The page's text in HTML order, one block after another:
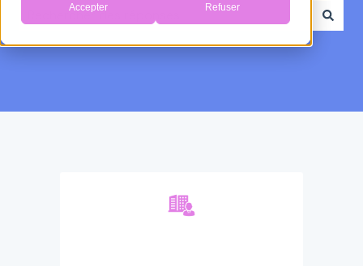
Accepter Refuser
Il n'y a aucune suggestion car le champ de